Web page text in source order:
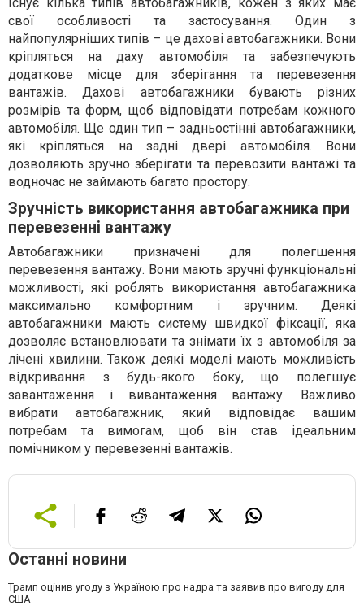
свої особливості та застосування. Один з
найпопулярніших типів – це дахові автобагажники. Вони
кріпляться на даху автомобіля та забезпечують
додаткове місце для зберігання та перевезення
вантажів. Дахові автобагажники бувають різних
розмірів та форм, щоб відповідати потребам кожного
автомобіля. Ще один тип – задньостінні автобагажники,
які кріпляться на задні двері автомобіля. Вони
дозволяють зручно зберігати та перевозити вантажі та
водночас не займають багато простору.
Зручність використання автобагажника при
перевезенні вантажу
Автобагажники призначені для полегшення
перевезення вантажу. Вони мають зручні функціональні
можливості, які роблять використання автобагажника
максимально комфортним і зручним. Деякі
автобагажники мають систему швидкої фіксації, яка
дозволяє встановлювати та знімати їх з автомобіля за
лічені хвилини. Також деякі моделі мають можливість
відкривання з будь-якого боку, що полегшує
завантаження і вивантаження вантажу. Важливо
вибрати автобагажник, який відповідає вашим
потребам та вимогам, щоб він став ідеальним
помічником у перевезенні вантажів.
Останні новини
Трамп оцінив угоду з Україною про надра та заявив про вигоду для
США